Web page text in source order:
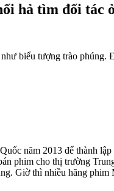
hả tìm đối tác
biểu tượng trào
năm 2013 để thành
phim cho thị trường
Giờ thì nhiều hãng